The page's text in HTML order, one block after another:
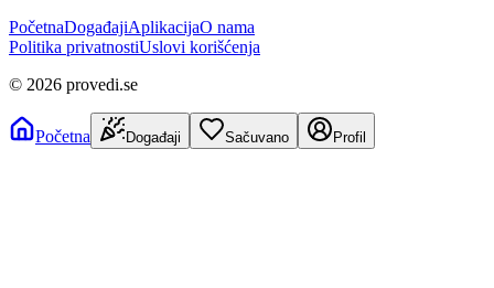
PočetnaDogađajiAplikacijaO nama
Politika privatnostiUslovi korišćenja
© 2026 provedi.se
Početna Događaji Sačuvano Profil